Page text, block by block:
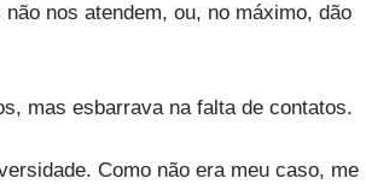
nos atendem, ou, no máximo, dão
mas esbarrava na falta de contatos.
Como não era meu caso, me